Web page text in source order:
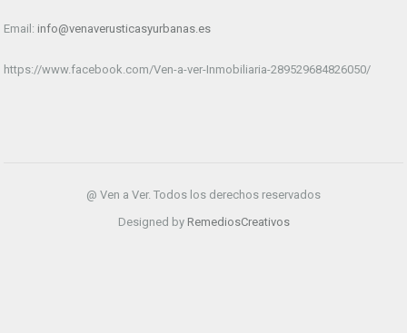
Email: info@venaverusticasyurbanas.es
https://www.facebook.com/Ven-a-ver-Inmobiliaria-289529684826050/
@ Ven a Ver. Todos los derechos reservados
Designed by RemediosCreativos